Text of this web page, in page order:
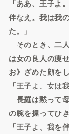
「ああ、王子よ
伴なえ。我は我
た。」
そのとき、二
は女の良人の痩
お》ざめた顔を
「王子よ、女は
長羅は黙って
の腕を握ってひ
「王子よ、我を